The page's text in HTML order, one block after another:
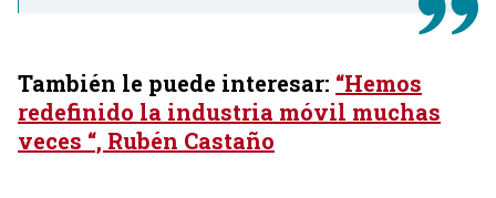
También le puede interesar: “Hemos
redefinido la industria móvil muchas
veces “, Rubén Castaño